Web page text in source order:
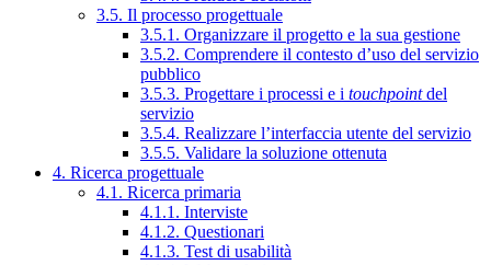
3.5. Il processo progettuale
3.5.1. Organizzare il progetto e la sua gestione
3.5.2. Comprendere il contesto d’uso del servizio
pubblico
3.5.3. Progettare i processi e i touchpointdel
servizio
3.5.4. Realizzare l’interfaccia utente del servizio
3.5.5. Validare la soluzione ottenuta
4. Ricerca progettuale
4.1. Ricerca primaria
4.1.1. Interviste
4.1.2. Questionari
4.1.3. Test di usabilità